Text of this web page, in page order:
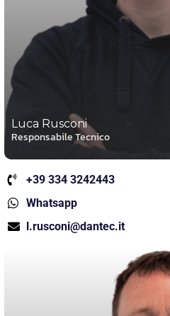
Luca Rusconi
Responsabile Tecnico
+39 334 3242443
Whatsapp
l.rusconi@dantec.it